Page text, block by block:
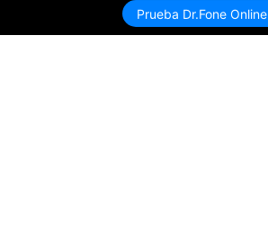
Prueba Dr.Fone Online